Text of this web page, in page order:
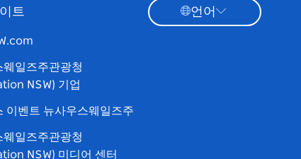
트
웨일즈주관광청
NSW) 기업
이벤트 뉴사우스웨일즈주
웨일즈주관광청
NSW) 미디어 센터
언어